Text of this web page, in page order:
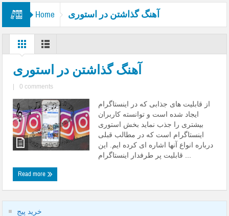
Home آهنگ گذاشتن در استوری
آهنگ گذاشتن در استوری
0 comments
از قابلیت های جذابی که در اینستاگرام
ایجاد شده است و توانسته کاربران
بیشتری را جذب نماید بخش استوری
اینستاگرام است که در مطالب قبلی
درباره انواع آنها اشاره ای کرده ایم. این
Read more
خرید پیج